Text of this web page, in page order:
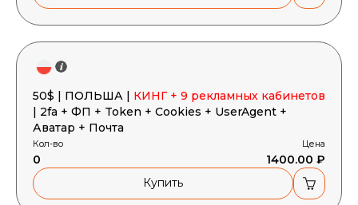
50$ | ПОЛЬША | КИНГ + 9 рекламных кабинетов
| 2fa + ФП + Token + Cookies + UserAgent +
Аватар + Почта
Кол-во
0
Цена
1400.00 ₽
Купить